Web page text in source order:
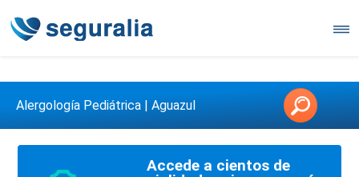
Contáctanos en 3147146006
Alergología Pediátrica | Aguazul
Accede a cientos de